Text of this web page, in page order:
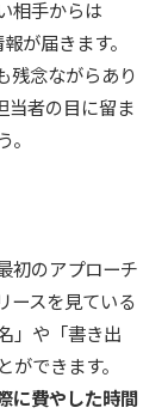
相手からは
が届きます。
残念ながらあり
当者の目に留ま
初のアプローチ
ースを見ている
」や「書き出
できます。
に費やした時間